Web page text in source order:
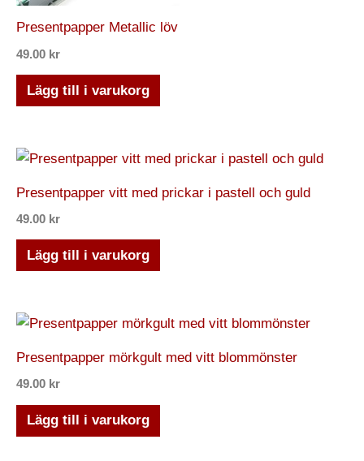
Presentpapper Metallic löv
49.00 kr
Lägg till i varukorg
Presentpapper vitt med prickar i pastell och guld
49.00 kr
Lägg till i varukorg
Presentpapper mörkgult med vitt blommönster
49.00 kr
Lägg till i varukorg